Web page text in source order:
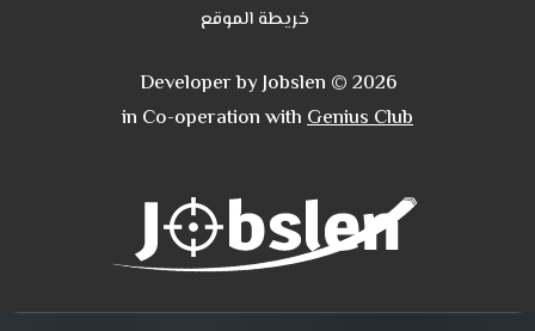
خريطة الموقع
Developer by Jobslen © 2026
in Co-operation withGenius Club